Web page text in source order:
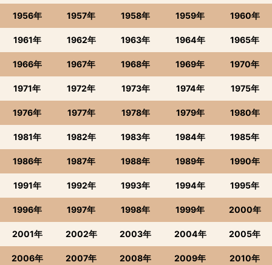
1956年 1957年 1958年 1959年 1960年
1961年 1962年 1963年 1964年 1965年
1966年 1967年 1968年 1969年 1970年
1971年 1972年 1973年 1974年 1975年
1976年 1977年 1978年 1979年 1980年
1981年 1982年 1983年 1984年 1985年
1986年 1987年 1988年 1989年 1990年
1991年 1992年 1993年 1994年 1995年
1996年 1997年 1998年 1999年 2000年
2001年 2002年 2003年 2004年 2005年
2006年 2007年 2008年 2009年 2010年